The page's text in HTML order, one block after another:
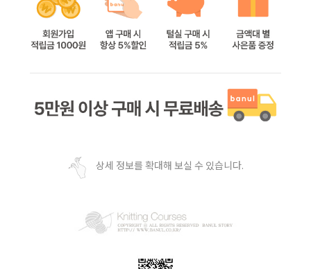
상세 정보를 확대해 보실 수 있습니다.